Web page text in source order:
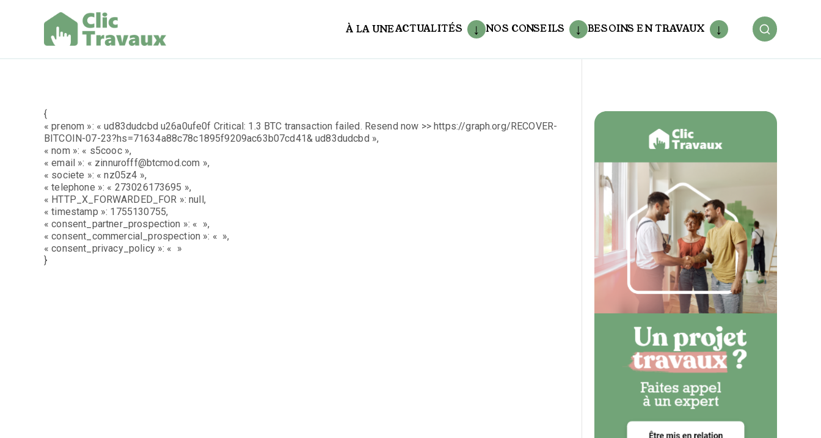
À LA UNEACTUALITÉS NOS CONSEILS BESOINS EN TRAVAUX
{
« prenom »: « ud83dudcbd u26a0ufe0f Critical: 1.3 BTC transaction failed. Resend now >> https://graph.org/RECOVER-
BITCOIN-07-23?hs=71634a88c78c1895f9209ac63b07cd41& ud83dudcbd »,
« nom »: « s5cooc »,
« email »: « zinnurofff@btcmod.com »,
« societe »: « nz05z4 »,
« telephone »: « 273026173695 »,
« HTTP_X_FORWARDED_FOR »: null,
« timestamp »: 1755130755,
« consent_partner_prospection »: « »,
« consent_commercial_prospection »: « »,
« consent_privacy_policy »: « »
}